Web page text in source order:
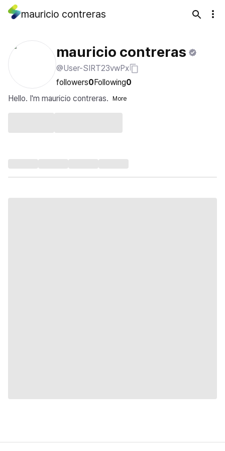
mauricio contreras
mauricio contreras
@User-SIRT23vwPx
followers0Following0
Hello. I'm mauricio contreras.
More